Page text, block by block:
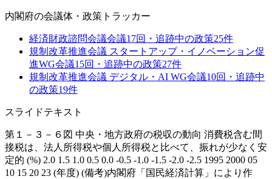
内閣府の会議体・政策トラッカー
経済財政諮問会議会議17回・追跡中の政策25件
規制改革推進会議 スタートアップ・イノベーション促
進WG会議15回・追跡中の政策27件
規制改革推進会議 デジタル・AI WG会議10回・追跡中
の政策19件
スライドテキスト
第１－３－６図 中央・地方政府の税収の動向 消費税含む間
接税は、法人所得税や個人所得税と比べて、振れが少なく安
定的 (%) 2.0 1.5 1.0 0.5 0.0 -0.5 -1.0 -1.5 -2.0 -2.5 1995 2000 05
10 15 20 23 (年度) (備考)内閣府「国民経済計算」により作